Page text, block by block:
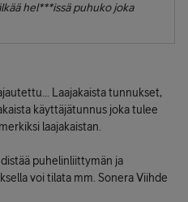
hel***issä puhuko joka
Laajakaista tunnukset,
käyttäjätunnus joka tulee
laajakaistan.
puhelinliittymän ja
voi tilata mm. Sonera Viihde